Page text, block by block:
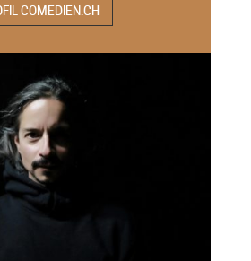
COMEDIEN.CH